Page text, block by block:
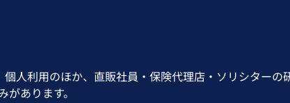
人利用のほか、直販社員・保険代理店・ソリシターの
あります。